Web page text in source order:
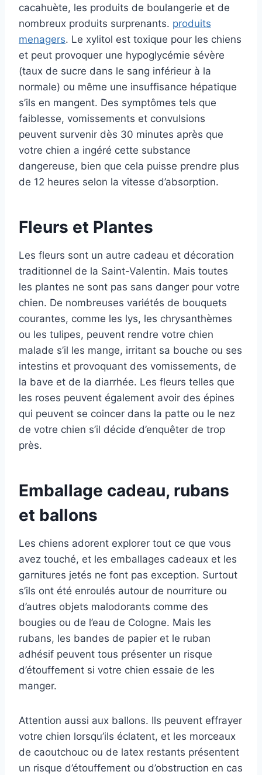
cacahuète, les produits de boulangerie et de
nombreux produits surprenants. produits
menagers. Le xylitol est toxique pour les chiens
et peut provoquer une hypoglycémie sévère
(taux de sucre dans le sang inférieur à la
normale) ou même une insuffisance hépatique
s’ils en mangent. Des symptômes tels que
faiblesse, vomissements et convulsions
peuvent survenir dès 30 minutes après que
votre chien a ingéré cette substance
dangereuse, bien que cela puisse prendre plus
de 12 heures selon la vitesse d’absorption.
Fleurs et Plantes
Les fleurs sont un autre cadeau et décoration
traditionnel de la Saint-Valentin. Mais toutes
les plantes ne sont pas sans danger pour votre
chien. De nombreuses variétés de bouquets
courantes, comme les lys, les chrysanthèmes
ou les tulipes, peuvent rendre votre chien
malade s’il les mange, irritant sa bouche ou ses
intestins et provoquant des vomissements, de
la bave et de la diarrhée. Les fleurs telles que
les roses peuvent également avoir des épines
qui peuvent se coincer dans la patte ou le nez
de votre chien s’il décide d’enquêter de trop
près.
Emballage cadeau, rubans
et ballons
Les chiens adorent explorer tout ce que vous
avez touché, et les emballages cadeaux et les
garnitures jetés ne font pas exception. Surtout
s’ils ont été enroulés autour de nourriture ou
d’autres objets malodorants comme des
bougies ou de l’eau de Cologne. Mais les
rubans, les bandes de papier et le ruban
adhésif peuvent tous présenter un risque
d’étouffement si votre chien essaie de les
manger.
Attention aussi aux ballons. Ils peuvent effrayer
votre chien lorsqu’ils éclatent, et les morceaux
de caoutchouc ou de latex restants présentent
un risque d’étouffement ou d’obstruction en cas